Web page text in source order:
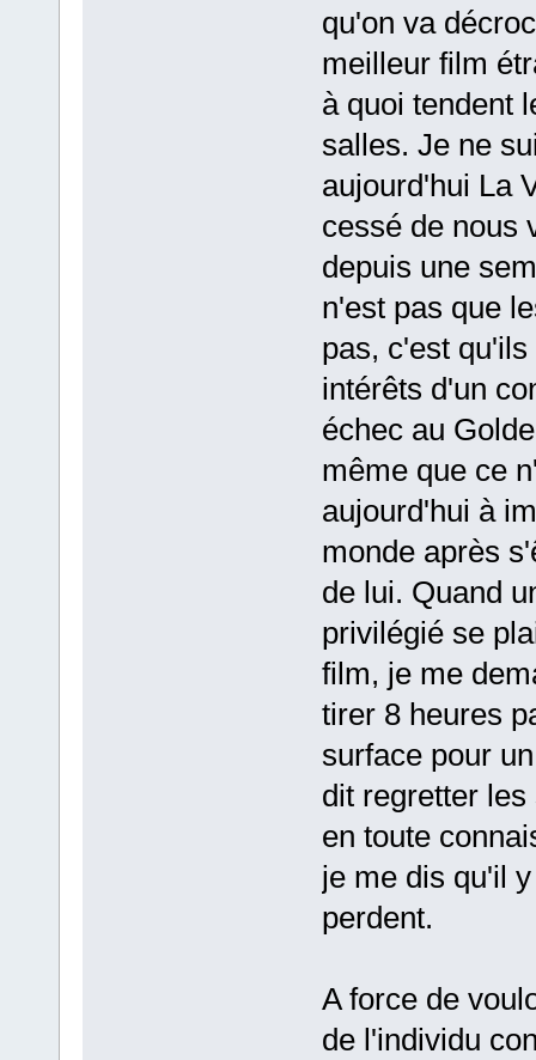
qu'on va
meilleur film
à quoi tendent
salles. Je ne
aujourd'hui La
cessé de nous
depuis une
n'est pas que
pas, c'est
intérêts d'un
échec au
même que ce
aujourd'hui à
monde après
de lui. Quand
privilégié se
film, je me
tirer 8 heures
surface pour
dit regretter
en toute
je me dis qu'il
perdent.
A force de
de l'individu